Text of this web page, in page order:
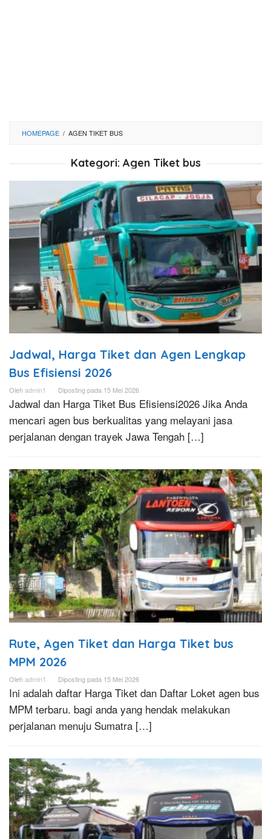
HOMEPAGE / AGEN TIKET BUS
Kategori: Agen Tiket bus
Jadwal, Harga Tiket dan Agen Lengkap
Bus Efisiensi 2026
Olehadmin1 Diposting pada 15 Mei 2026
Jadwal dan Harga Tiket Bus Efisiensi2026 Jika Anda
mencari agen bus berkualitas yang melayani jasa
perjalanan dengan trayek Jawa Tengah […]
Rute, Agen Tiket dan Harga Tiket bus
MPM 2026
Olehadmin1 Diposting pada 15 Mei 2026
Ini adalah daftar Harga Tiket dan Daftar Loket agen bus
MPM terbaru. bagi anda yang hendak melakukan
perjalanan menuju Sumatra […]